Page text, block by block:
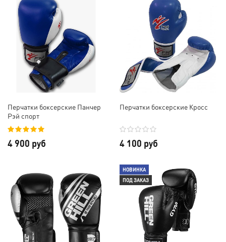
Перчатки боксерские Панчер
Рэй спорт
4 900 руб
Перчатки боксерские Кросс
4 100 руб
НОВИНКА
ПОД ЗАКАЗ